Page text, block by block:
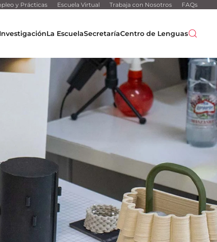
y Prácticas Escuela Virtual Trabaja con Nosotros FAQs
InvestigaciónLa EscuelaSecretaríaCentro de Lenguas